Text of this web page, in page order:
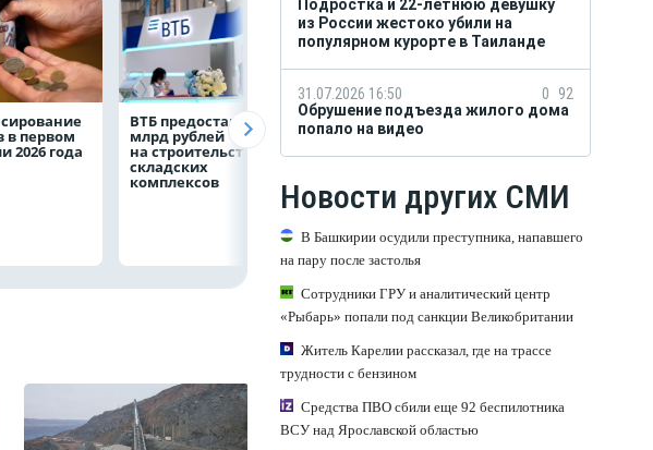
в первом
2026 года
ВТБ предоставит 4,9
млрд рублей
на строительство
складских
комплексов
Популяция
дальневосточного
леопарда выросла в
ВТБ
й прогноз на 2026
Подростка и 22-летнюю девушку
из России жестоко убили на
популярном курорте в Таиланде
31.07.2026 16:50 0
92
Обрушение подъезда жилого дома
попало на видео
Новости других СМИ
В Башкирии осудили преступника, напавшего
на пару после застолья
Сотрудники ГРУ и аналитический центр
«Рыбарь» попали под санкции Великобритании
Житель Карелии рассказал, где на трассе
трудности с бензином
Средства ПВО сбили еще 92 беспилотника
ВСУ над Ярославской областью